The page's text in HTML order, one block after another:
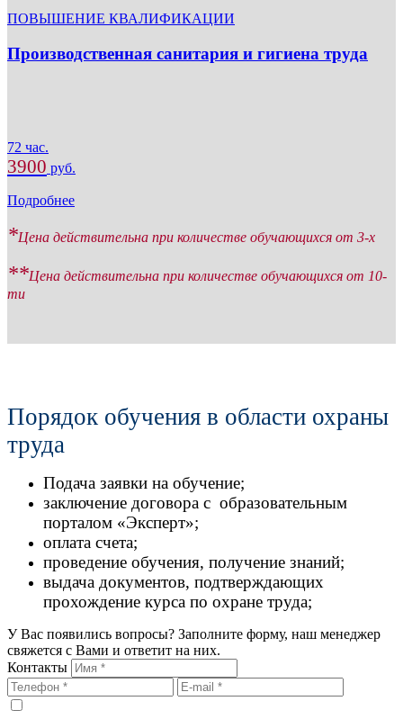
ПОВЫШЕНИЕ КВАЛИФИКАЦИИ
Производственная санитария и гигиена труда
72 час.
3900 руб.
Подробнее
*Цена действительна при количестве обучающихся от 3-х
**Цена действительна при количестве обучающихся от 10-
ти
Порядок обучения в области охраны
труда
Подача заявки на обучение;
заключение договора с образовательным
порталом «Эксперт»;
оплата счета;
проведение обучения, получение знаний;
выдача документов, подтверждающих
прохождение курса по охране труда;
У Вас появились вопросы? Заполните форму, наш менеджер
свяжется с Вами и ответит на них.
Контакты